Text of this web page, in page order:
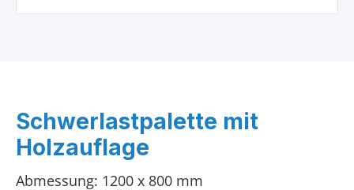
Schwerlastpalette mit
Holzauflage
Abmessung: 1200 x 800 mm